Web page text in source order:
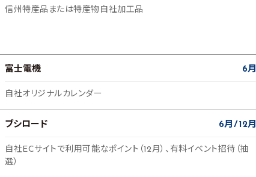
信州特産品または特産物自社加工品
富士電機 6月
自社オリジナルカレンダー
ブシロード 6月 12月
自社ECサイトで利用可能なポイント（12月）、有料イベント招待（抽
選）